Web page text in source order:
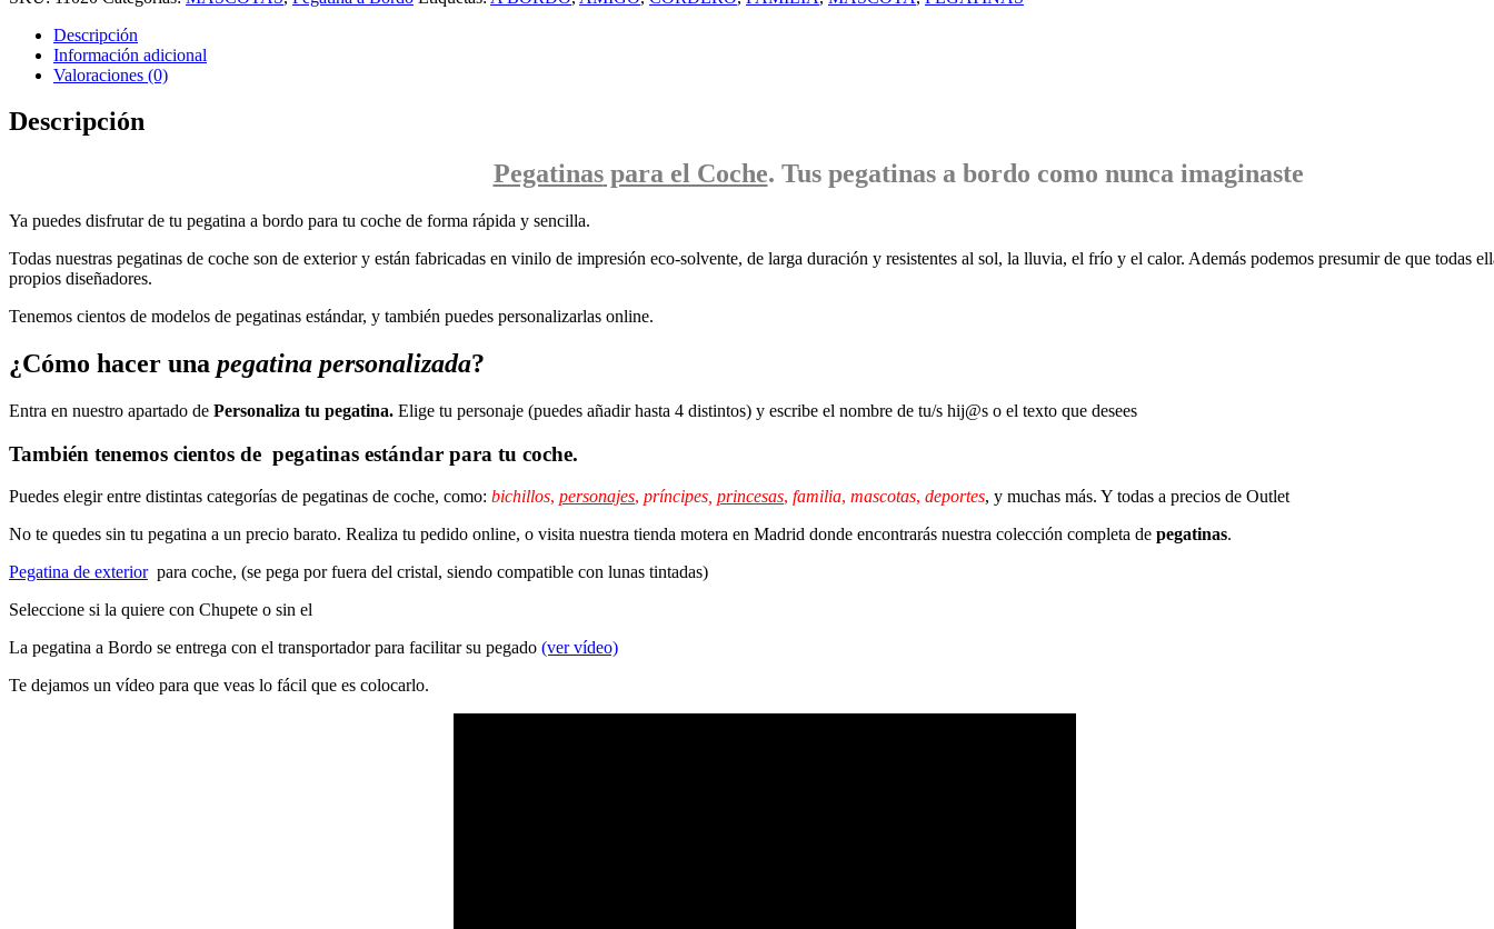
Descripción
Información adicional
Valoraciones (0)
Descripción
Pegatinaspara el Coche. Tus pegatinasa bordo como nunca imaginaste
Ya puedes disfrutar de tu pegatina a bordo para tu coche de forma rápida y sencilla.
Todas nuestras pegatinas de coche son de exterior y están fabricadas en vinilo de impresión eco-solvente, de larga duración y resistentes al sol, la lluvia, el frío y el calor. Además podemos presumir de que todas
propios diseñadores.
Tenemos cientos de modelos de pegatinas estándar, y también puedes personalizarlas online.
¿Cómo hacer una pegatina personalizada?
Entra en nuestro apartado de Personaliza tu pegatina. Elige tu personaje (puedes añadir hasta 4 distintos) y escribe el nombre de tu/s hij@s o el texto que desees
También tenemos cientos de pegatinas estándar para tu coche.
Puedes elegir entre distintas categorías de pegatinas de coche, como: bichillos, personajes, príncipes, princesas, familia, mascotas, deportes, y muchas más. Y todas a precios de Outlet
No te quedes sin tu pegatina a un precio barato. Realiza tu pedido online, o visita nuestra tienda motera en Madrid donde encontrarás nuestra colección completa de pegatinas.
Pegatina de exteriorpara coche, (se pega por fuera del cristal, siendo compatible con lunas tintadas)
Seleccione si la quiere con Chupete o sin el
La pegatina a Bordo se entrega con el transportador para facilitar su pegado (ver vídeo)
Te dejamos un vídeo para que veas lo fácil que es colocarlo.